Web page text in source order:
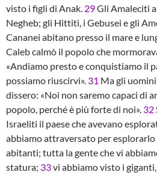
visto i figli di Anak. 29Gli Amaleciti
Negheb; gli Hittiti, i Gebusei e gli
Cananei abitano presso il mare e
Caleb calmò il popolo che
«Andiamo presto e conquistiamo il
possiamo riuscirvi». 31 Ma gli
dissero: «Noi non saremo capaci di
popolo, perché è più forte di noi». 32
Israeliti il paese che avevano
abbiamo attraversato per esplorarlo
abitanti; tutta la gente che vi
statura; 33vi abbiamo visto i